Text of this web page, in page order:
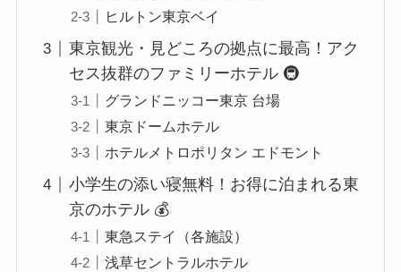
ヒルトン東京ベイ
東京観光・見どころの拠点に最高！アク
セス抜群のファミリーホテル 🚇
グランドニッコー東京 台場
東京ドームホテル
ホテルメトロポリタン エドモント
小学生の添い寝無料！お得に泊まれる東
京のホテル 💰
東急ステイ（各施設）
浅草セントラルホテル